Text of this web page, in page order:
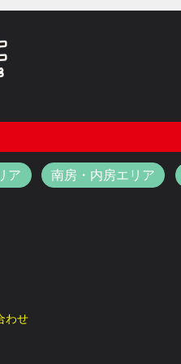
ア 南房・内房エリア
わせ